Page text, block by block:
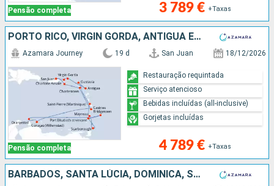
Pensão completa 3 789 € +Taxas
PORTO RICO, VIRGIN GORDA, ANTÍGUA E BARBUDA, FRANÇA, MARTINICA, ST VINCENT E GRENADINES, TRINIDADE E TOBAGO, BARBADOS, ARUBA, SANTA LÚCIA, ESTADOS UNIDOS
Pensão completa
Azamara Journey 19 d San Juan 18/12/2026
4 789 € +Taxas
Restauração requintada
Serviço atencioso
Bebidas incluídas (all-inclusive)
Gorjetas incluídas
BARBADOS, SANTA LÚCIA, DOMINICA, SÃO MARTINHO, PORTO RICO